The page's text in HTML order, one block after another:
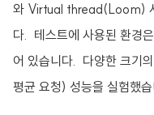
와 Virtual thread(Loom)
다. 테스트에 사용된 환경
어 있습니다. 다양한 크기
평균 요청) 성능을 실험했